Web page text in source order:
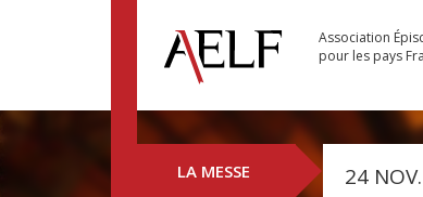
Association
pour les pays
LA MESSE 24